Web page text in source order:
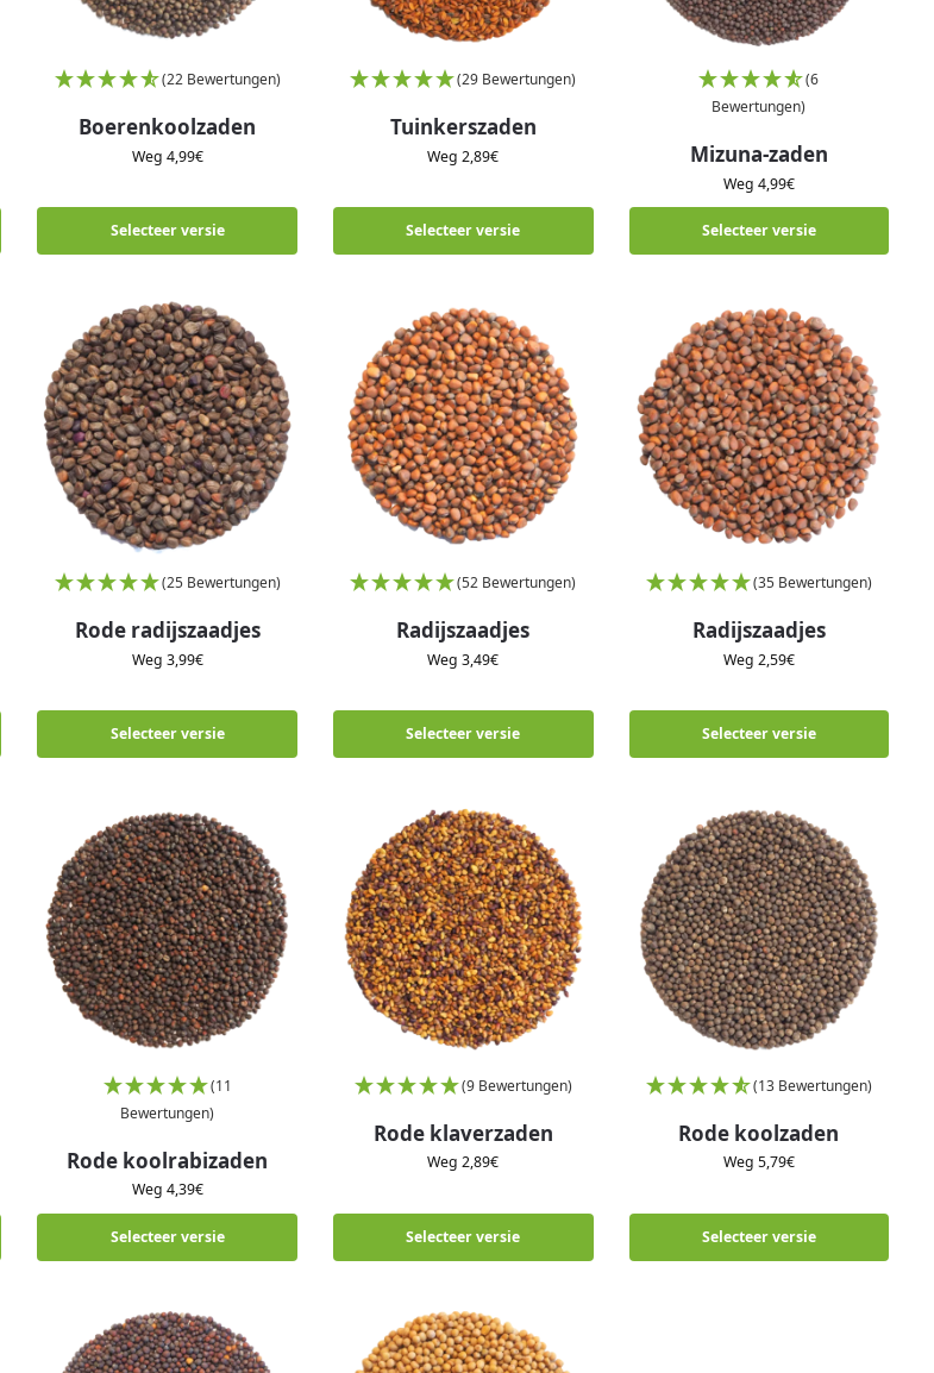
(22 Bewertungen)
Boerenkoolzaden
Weg 4,99€
Selecteer versie
(29 Bewertungen)
Tuinkerszaden
Weg2,89€
Selecteer versie
(6
Bewertungen)
Mizuna-zaden
Weg 4,99€
Selecteer versie
(25 Bewertungen)
Rode radijszaadjes
Weg 3,99€
Selecteer versie
(52 Bewertungen)
Radijszaadjes
Weg3,49€
Selecteer versie
(35 Bewertungen)
Radijszaadjes
Weg 2,59€
Selecteer versie
(11
Bewertungen)
Rode koolrabizaden
Weg 4,39€
Selecteer versie
(9 Bewertungen)
Rode klaverzaden
Weg2,89€
Selecteer versie
(13 Bewertungen)
Rode koolzaden
Weg 5,79€
Selecteer versie